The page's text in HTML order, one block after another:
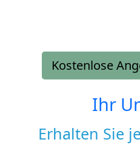
Kostenlose
Ihr
Erhalten Sie